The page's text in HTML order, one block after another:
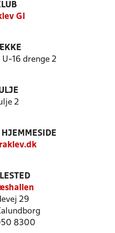
GI
U-16 drenge 2
2
HJEMMESIDE
29
8300